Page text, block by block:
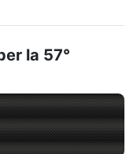
la 57°